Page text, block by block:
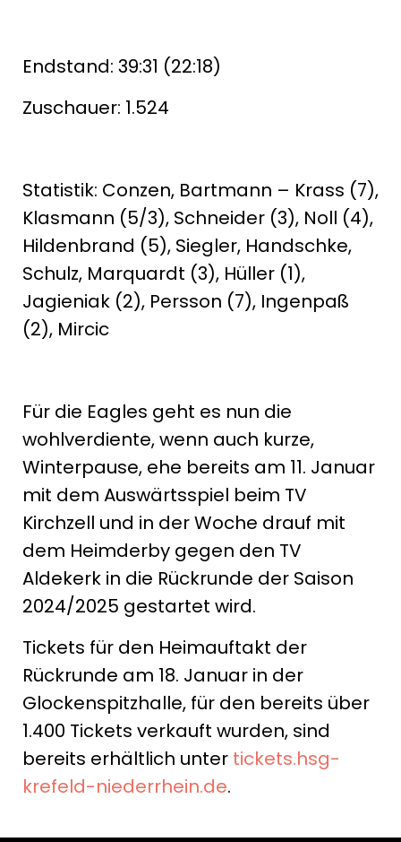
Endstand: 39:31 (22:18)
Zuschauer: 1.524
Statistik: Conzen, Bartmann – Krass (7),
Klasmann (5/3), Schneider (3), Noll (4),
Hildenbrand (5), Siegler, Handschke,
Schulz, Marquardt (3), Hüller (1),
Jagieniak (2), Persson (7), Ingenpaß
(2), Mircic
Für die Eagles geht es nun die
wohlverdiente, wenn auch kurze,
Winterpause, ehe bereits am 11. Januar
mit dem Auswärtsspiel beim TV
Kirchzell und in der Woche drauf mit
dem Heimderby gegen den TV
Aldekerk in die Rückrunde der Saison
2024/2025 gestartet wird.
Tickets für den Heimauftakt der
Rückrunde am 18. Januar in der
Glockenspitzhalle, für den bereits über
1.400 Tickets verkauft wurden, sind
bereits erhältlich unter tickets.hsg-
krefeld-niederrhein.de.